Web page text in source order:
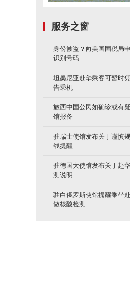
服务之窗
身份被盗？向美国国税局
识别号码
坦桑尼亚赴华乘客可暂时
告乘机
旅西中国公民如确诊或有
馆报备
驻瑞士使馆发布关于谨慎
线提醒
驻德国大使馆发布关于赴
测说明
驻白俄罗斯使馆提醒乘坐
做核酸检测